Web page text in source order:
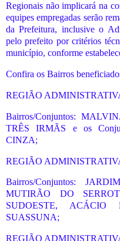
Regionais não implicará na
equipes empregadas serão
da Prefeitura, inclusive o
pelo prefeito por critérios
município, conforme
Confira os Bairros
REGIÃO
Bairros/Conjuntos:
TRÊS IRMÃS e os
CINZA;
REGIÃO
Bairros/Conjuntos:
MUTIRÃO DO
SUDOESTE, ACÁCIO
SUASSUNA;
REGIÃO